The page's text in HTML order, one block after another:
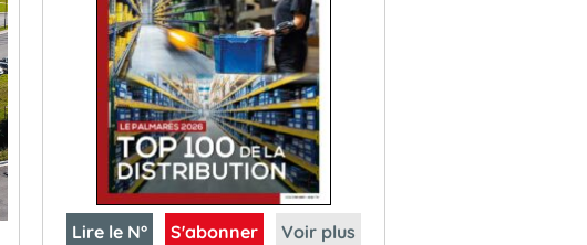
Lire le N° S'abonner Voir plus